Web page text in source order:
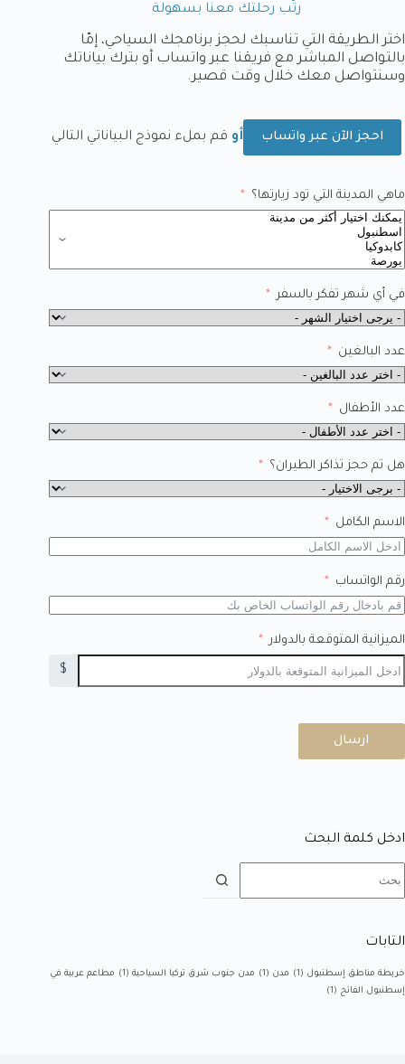
رتّب رحلتك معنا بسهولة
اختر الطريقة التي تناسبك لحجز برنامجك السياحي، إمّا
بالتواصل المباشر مع فريقنا عبر واتساب أو بترك بياناتك
وسنتواصل معك خلال وقت قصير.
احجز الآن عبر واتساب أو قم بملء نموذج البياناتي التالي
ماهي المدينة التي تود زيارتها؟
في أي شهر تفكر بالسفر
عدد البالغين
عدد الأطفال
هل تم حجز تذاكر الطيران؟
الاسم الكامل
رقم الواتساب
الميزانية المتوقعة بالدولار
$
ارسال
ادخل كلمة البحث
التابات
خريطة مناطق إسطنبول (1) مدن (1) مدن جنوب شرق تركيا السياحية (1)
مطاعم عربية في
إسطنبول الفاتح (1)